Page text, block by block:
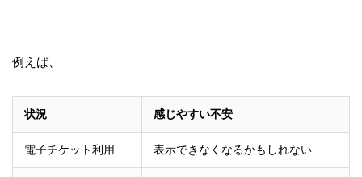
例えば、
状況 感じやすい不安
電子チケット利用 表示できなくなるかもしれない